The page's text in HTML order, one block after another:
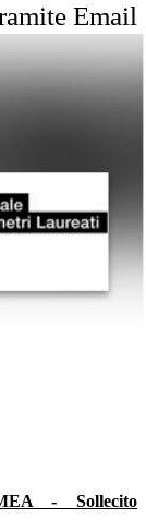
Email
- Sollecito